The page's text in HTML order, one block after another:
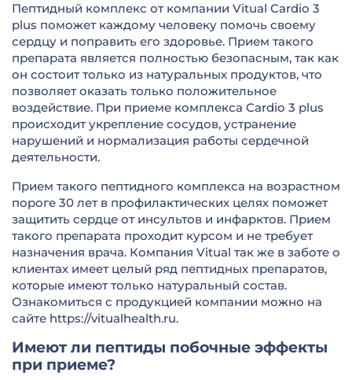
Пептидный комплекс от компании Vitual Cardio 3
plus поможет каждому человеку помочь своему
сердцу и поправить его здоровье. Прием такого
препарата является полностью безопасным, так как
он состоит только из натуральных продуктов, что
позволяет оказать только положительное
воздействие. При приеме комплекса Cardio 3 plus
происходит укрепление сосудов, устранение
нарушений и нормализация работы сердечной
деятельности.
Прием такого пептидного комплекса на возрастном
пороге 30 лет в профилактических целях поможет
защитить сердце от инсультов и инфарктов. Прием
такого препарата проходит курсом и не требует
назначения врача. Компания Vitual так же в заботе о
клиентах имеет целый ряд пептидных препаратов,
которые имеют только натуральный состав.
Ознакомиться с продукцией компании можно на
сайте https://vitualhealth.ru.
Имеют ли пептиды побочные эффекты
при приеме?